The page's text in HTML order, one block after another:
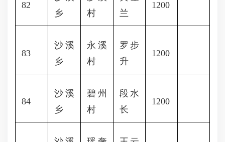
82
乡
村
兰
1200
83
沙溪
乡
永溪
村
罗步
升
1200
84
沙溪
乡
碧州
村
段水
长
1200